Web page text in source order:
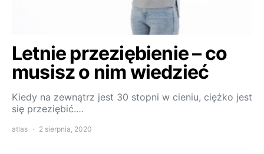
Letnie przeziębienie – co
musisz o nim wiedzieć
Kiedy na zewnątrz jest 30 stopni w cieniu, ciężko jest
się przeziębić.…
atlas 2 sierpnia, 2020